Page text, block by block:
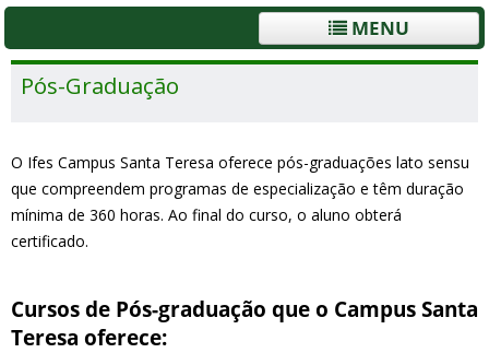
MENU
Pós-Graduação
O Ifes Campus Santa Teresa oferece pós-graduações lato sensu
que compreendem programas de especialização e têm duração
mínima de 360 horas. Ao final do curso, o aluno obterá
certificado.
Cursos de Pós-graduação que o Campus Santa
Teresa oferece: